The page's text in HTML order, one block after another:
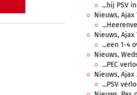
...hij PSV
Nieuws, Ajax
Nieuws,
...een 1-4
Nieuws,
...PEC
Nieuws, Ajax
...PSV